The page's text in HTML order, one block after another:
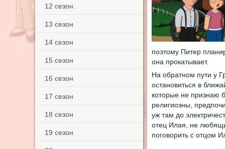
12 сезон
13 сезон
14 сезон
15 сезон
16 сезон
17 сезон
18 сезон
19 сезон
поэтому Питер
она прокатывает.
На обратном пути у Гриффинов ломается автомобиль, и вся семья вынуждена
остановиться в
которые не признаю
религиозны,
уж там до
отец Илая, не
поговорить с отцом